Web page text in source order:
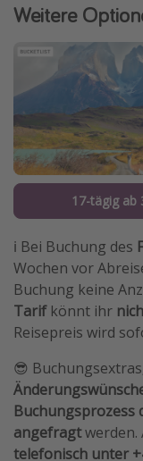
Weitere
17-tägig ab
ℹ️ Bei Buchung des
Wochen vor
Buchung keine
Tarifkönnt ihr
Reisepreis wird
😎
Buchungsprozess
angefragtwerden.
telefonisch unter